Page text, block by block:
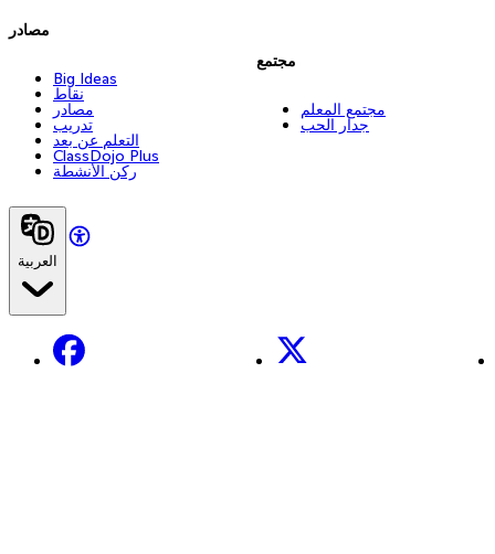
مصادر
Big Ideas
نقاط
مصادر
تدريب
التعلم عن بعد
ClassDojo Plus
ركن الأنشطة
مجتمع
مجتمع المعلم
جدار الحب
العربية
Facebook X